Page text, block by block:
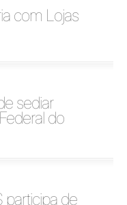
com Lojas
sediar
do
participa de